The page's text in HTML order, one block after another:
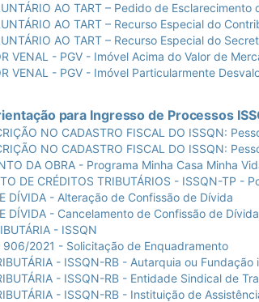
AO TART – Pedido de
AO TART – Recurso Especial do
AO TART – Recurso Especial do
VENAL - PGV - Imóvel Acima do Valor de
VENAL - PGV - Imóvel Particularmente
para Ingresso de Processos
NO CADASTRO FISCAL DO ISSQN:
NO CADASTRO FISCAL DO ISSQN:
DA OBRA - Programa Minha Casa Minha
DE CRÉDITOS TRIBUTÁRIOS - ISSQN-TP -
DÍVIDA - Alteração de Confissão de Dívida
DÍVIDA - Cancelamento de Confissão de Dívida
- ISSQN
906/2021 - Solicitação de Enquadramento
- ISSQN-RB - Autarquia ou
- ISSQN-RB - Entidade Sindical de
- ISSQN-RB - Instituição de